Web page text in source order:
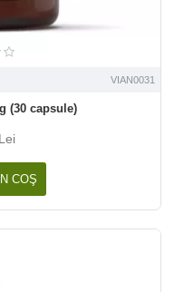
VIAN0031
(30 capsule)
COŞ